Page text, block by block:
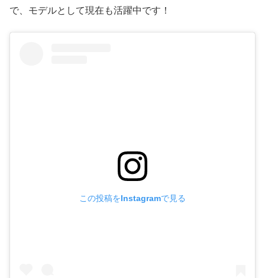
で、モデルとして現在も活躍中です！
この投稿をInstagramで見る